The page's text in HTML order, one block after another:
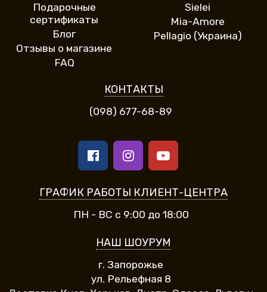
Подарочные
сертификаты
Блог
Отзывы о магазине
FAQ
Sielei
Mia-Amore
Pellagio (Украина)
КОНТАКТЫ
(098) 677-68-89
ГРАФИК РАБОТЫ КЛИЕНТ-ЦЕНТРА
ПН - ВС с 9:00 до 18:00
НАШ ШОУРУМ
г. Запорожье
ул. Рельефная 8